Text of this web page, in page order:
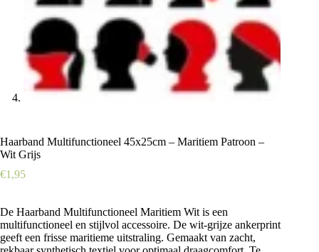
Haarband Multifunctioneel 45x25cm – Maritiem Patroon –
Wit Grijs
€1,95
De Haarband Multifunctioneel Maritiem Wit is een
multifunctioneel en stijlvol accessoire. De wit-grijze ankerprint
geeft een frisse maritieme uitstraling. Gemaakt van zacht,